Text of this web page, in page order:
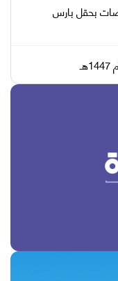
بحقل بارس